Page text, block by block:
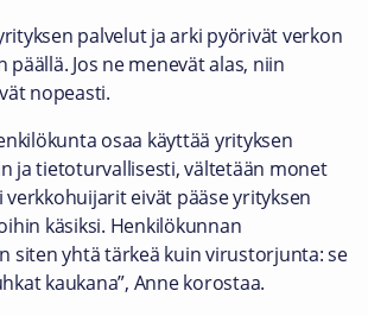
palvelut ja arki pyörivät verkon
päällä. Jos ne menevät alas, niin
nopeasti.
osaa käyttää yrityksen
ja tietoturvallisesti, vältetään monet
verkkohuijarit eivät pääse yrityksen
käsiksi. Henkilökunnan
siten yhtä tärkeä kuin virustorjunta: se
kaukana”, Anne korostaa.